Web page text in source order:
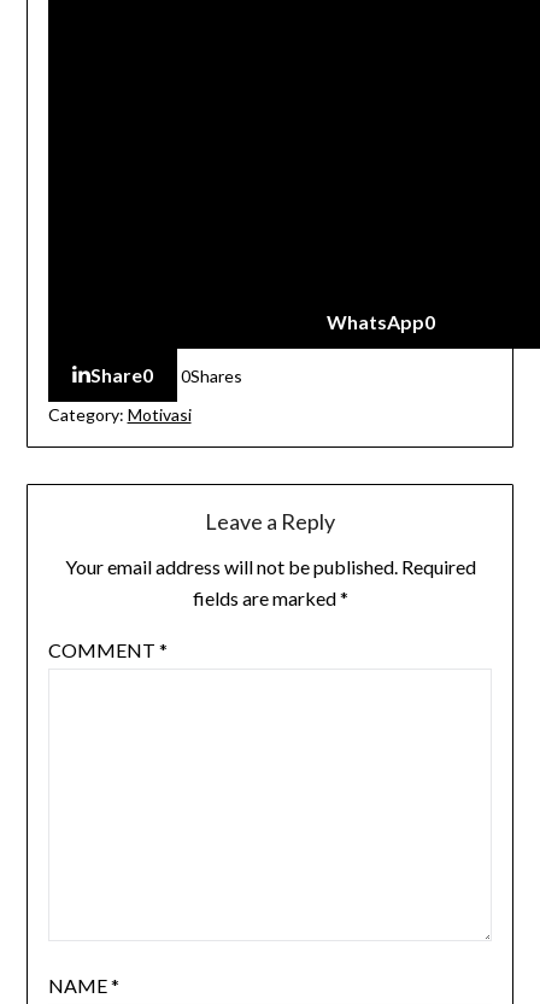
WhatsApp0
Share0 0Shares
Category: Motivasi
Leave a Reply
Your email address will not be published. Required
fields are marked*
COMMENT *
NAME*